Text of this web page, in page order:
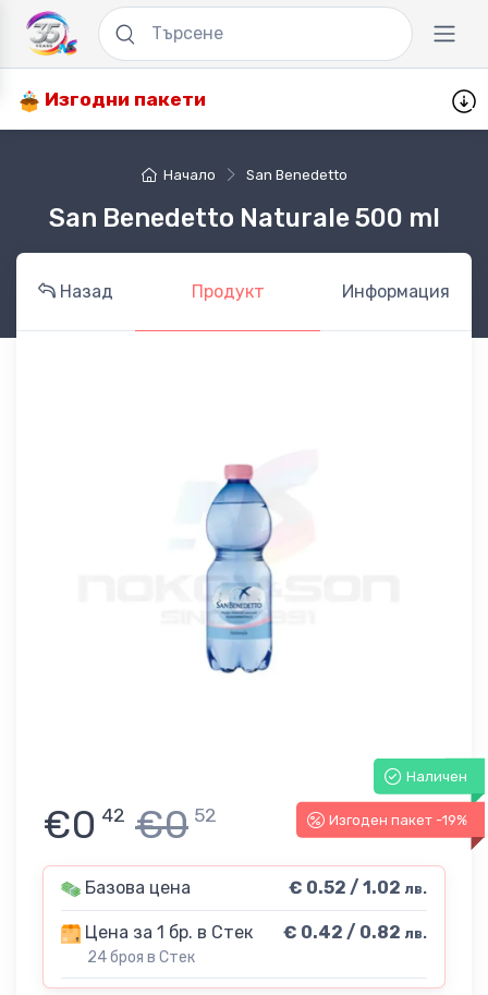
Изгодни пакети
Начало San Benedetto
San Benedetto Naturale 500 ml
Назад Продукт Информация
Наличен
Изгоден пакет -19%
€0 42 €0 52
Базова цена € 0.52 / 1.02 лв.
Цена за 1 бр. в Стек
24 броя в Стек
€ 0.42 / 0.82 лв.